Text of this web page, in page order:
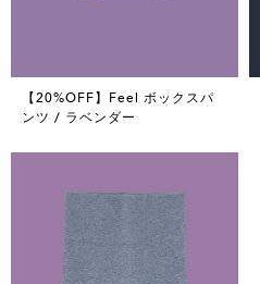
【20%OFF】Feel ボックスパ
ンツ / ラベンダー